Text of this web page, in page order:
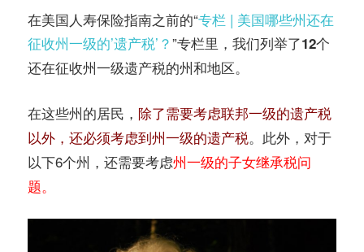
南
©️
在美国人寿保险指南之前的“专栏 | 美国哪些州还在
征收州一级的’遗产税’？”专栏里，我们列举了12个
还在征收州一级遗产税的州和地区。
在这些州的居民， 除了需要考虑联邦一级的遗产税
以外，还必须考虑到州一级的遗产税。此外，对于
以下6个州，还需要考虑州一级的子女继承税问
题。